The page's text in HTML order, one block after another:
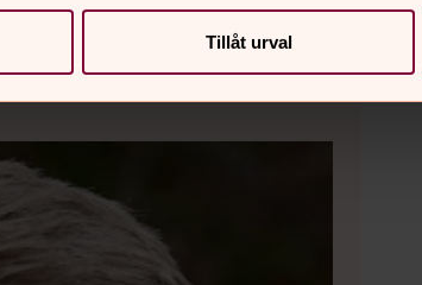
Tillåt urval